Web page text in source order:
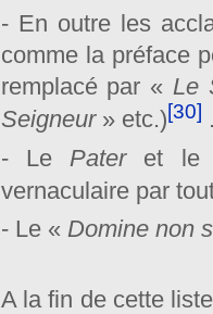
- En outre les
comme la préface
remplacé par « Le
Seigneur» etc.)[30]
- Le Pateret
vernaculaire par
- Le « Domine non
A la fin de cette